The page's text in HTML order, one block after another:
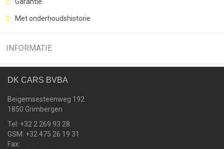
Met onderhoudshistorie
INFORMATIE
DK CARS BVBA
Beigemsesteenweg 192
1850 Grimbergen
Tel: +32 2 269 93 28
GSM: +32 475 26 19 31
Fax: